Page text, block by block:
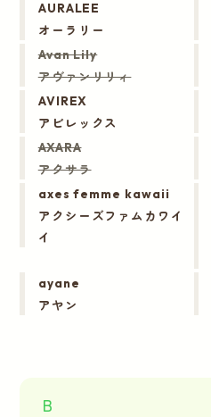
AURALEE
オーラリー
Avan Lily
アヴァンリリィ
AVIREX
アビレックス
AXARA
アクサラ
axes femme kawaii
アクシーズファムカワイ
イ
ayane
アヤン
B